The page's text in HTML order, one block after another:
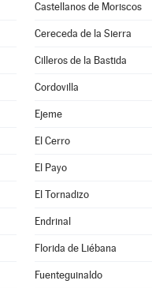
Castellanos de Moriscos
Cereceda de la Sierra
Cilleros de la Bastida
Cordovilla
Ejeme
El Cerro
El Payo
El Tornadizo
Endrinal
Florida de Liébana
Fuenteguinaldo